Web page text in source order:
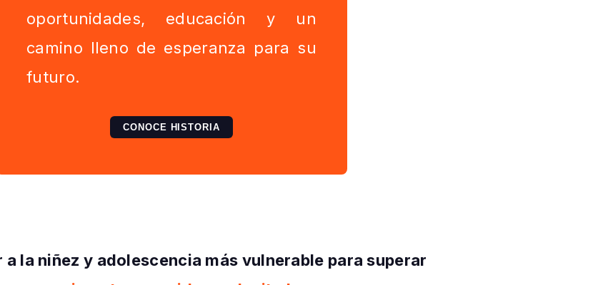
oportunidades, educación y un
camino lleno de esperanza para su
futuro.
CONOCE HISTORIA
la niñez y adolescencia más vulnerable para superar